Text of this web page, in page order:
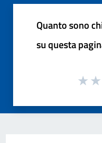
Quanto sono
su questa